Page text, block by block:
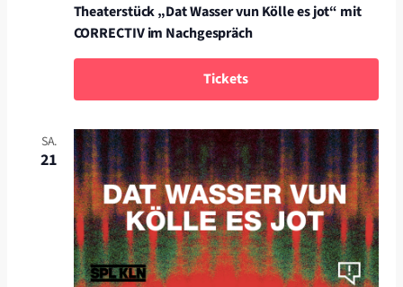
Theaterstück „Dat Wasser vun Kölle es jot“ mit
CORRECTIV im Nachgespräch
Tickets
SA.
21